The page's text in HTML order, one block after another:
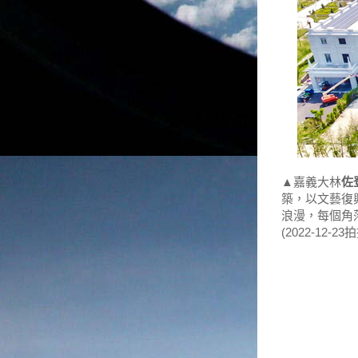
▲嘉義大林佐
築，以文藝復
浪漫，每個角
(2022-12-23